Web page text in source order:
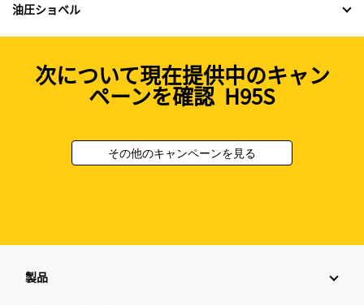
油圧ショベル
次について現在提供中のキャン
ペーンを確認 H95S
その他のキャンペーンを見る
製品